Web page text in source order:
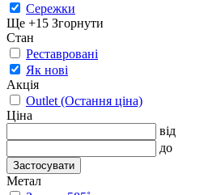
Сережки
Ще +15 Згорнути
Стан
Реставровані
Як нові
Акція
Outlet (Остання ціна)
Ціна
від
до
Застосувати
Метал